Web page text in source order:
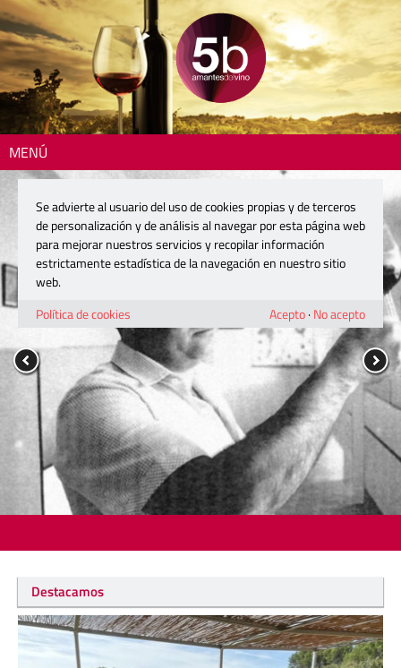
MENÚ
Destacamos
Se advierte al usuario del uso de cookies propias y de terceros
de personalización y de análisis al navegar por esta página web
para mejorar nuestros servicios y recopilar información
estrictamente estadística de la navegación en nuestro sitio
web.
Política de cookies
Acepto· No acepto